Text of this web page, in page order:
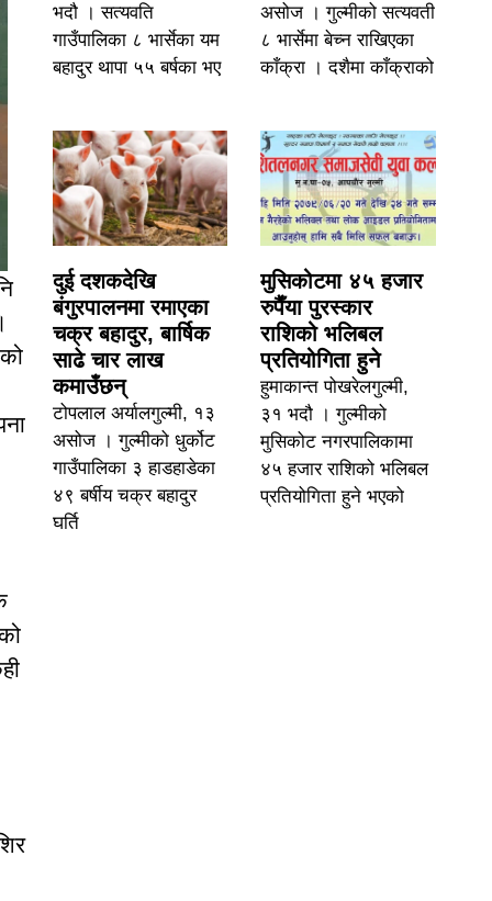
भदौ । सत्यवति
गाउँपालिका ८ भार्सेका यम
बहादुर थापा ५५ बर्षका भए
असोज । गुल्मीको सत्यवती
८ भार्सेमा बेच्न राखिएका
काँक्रा । दशैमा काँक्राको
दुई दशकदेखि
बंगुरपालनमा रमाएका
चक्र बहादुर, बार्षिक
साढे चार लाख
कमाउँछन्
टोपलाल अर्यालगुल्मी, १३
असोज । गुल्मीको धुर्कोट
गाउँपालिका ३ हाडहाडेका
४९ बर्षीय चक्र बहादुर
घर्ति
मुसिकोटमा ४५ हजार
रुपैँया पुरस्कार
राशिको भलिबल
प्रतियोगिता हुने
हुमाकान्त पोखरेलगुल्मी,
३१ भदौ । गुल्मीको
मुसिकोट नगरपालिकामा
४५ हजार राशिको भलिबल
प्रतियोगिता हुने भएको